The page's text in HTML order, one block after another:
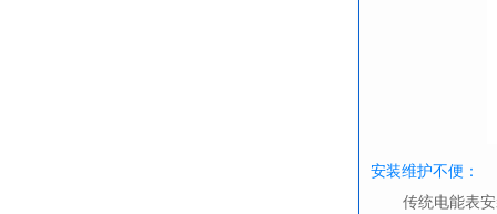
安装维护不便：
传统电能表